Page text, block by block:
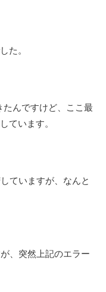
た。
んですけど、ここ最
ています。
ていますが、なんと
、突然上記のエラー